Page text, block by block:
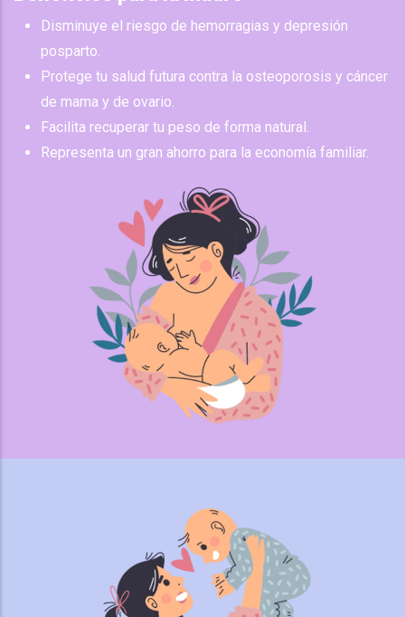
Disminuye el riesgo de hemorragias y depresión
posparto.
Protege tu salud futura contra la osteoporosis y cáncer
de mama y de ovario.
Facilita recuperar tu peso de forma natural.
Representa un gran ahorro para la economía familiar.